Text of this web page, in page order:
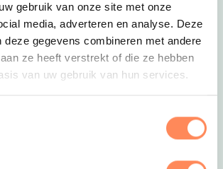
gebruik van onze site met onze
media, adverteren en analyse. Deze
deze gegevens combineren met andere
ze heeft verstrekt of die ze hebben
van uw gebruik van hun services.
Uitgelicht